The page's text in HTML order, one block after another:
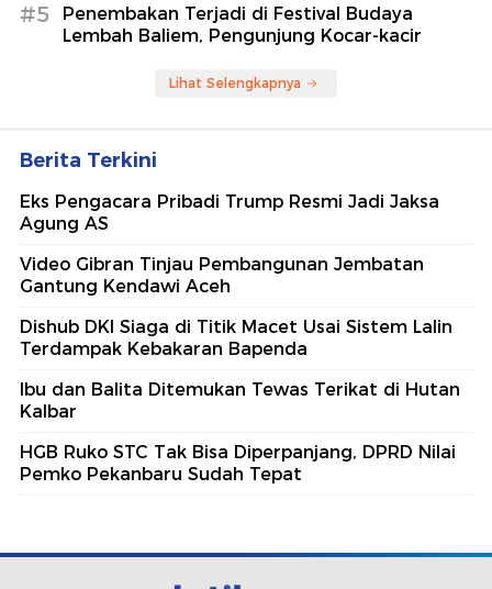
#5
Penembakan Terjadi di Festival Budaya
Lembah Baliem, Pengunjung Kocar-kacir
Lihat Selengkapnya
Berita Terkini
Eks Pengacara Pribadi Trump Resmi Jadi Jaksa
Agung AS
Video Gibran Tinjau Pembangunan Jembatan
Gantung Kendawi Aceh
Dishub DKI Siaga di Titik Macet Usai Sistem Lalin
Terdampak Kebakaran Bapenda
Ibu dan Balita Ditemukan Tewas Terikat di Hutan
Kalbar
HGB Ruko STC Tak Bisa Diperpanjang, DPRD Nilai
Pemko Pekanbaru Sudah Tepat